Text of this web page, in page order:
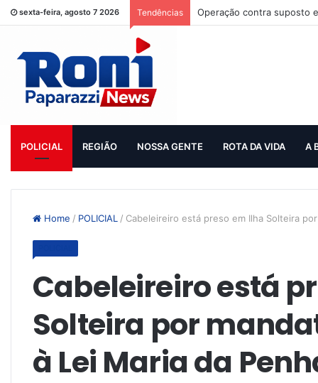
sexta-feira, agosto 7 2026 Tendências Operação contra suposto
POLICIAL REGIÃO NOSSA GENTE ROTA DA VIDA A
Home / POLICIAL / Cabeleireiro está preso em Ilha Solteira
Cabeleireiro está
Solteira por
à Lei Maria da